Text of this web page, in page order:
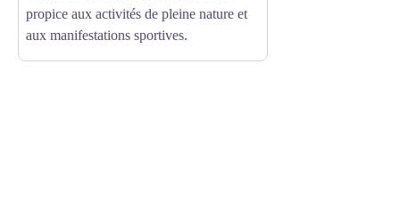
propice aux activités de pleine nature et
aux manifestations sportives.